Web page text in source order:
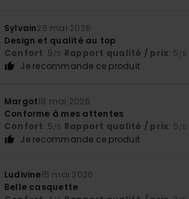
Sylvain26 mai 2026
Design et qualité au top
Confort: 5/5 Rapport qualité / prix: 5/5
Je recommande ce produit
Margot18 mai 2026
Conforme à mes attentes
Confort: 5/5 Rapport qualité / prix: 5/5
Je recommande ce produit
Ludivine15 mai 2026
Belle casquette